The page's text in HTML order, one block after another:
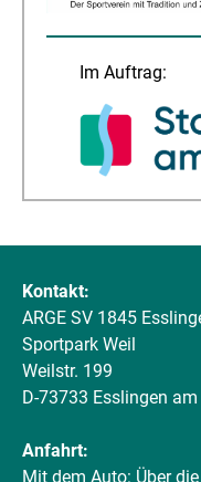
Im Auftrag:
Kontakt:
ARGE SV 1845
Sportpark Weil
Weilstr. 199
D-73733 Esslingen
Anfahrt:
Mit dem Auto: Über